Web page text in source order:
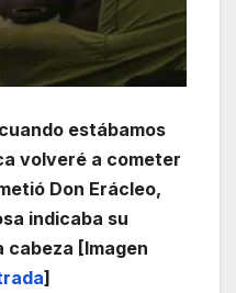
estábamos
volveré a cometer
Don Erácleo,
indicaba su
cabeza [Imagen
]